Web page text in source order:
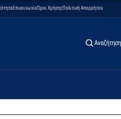
ΕπικοινωνίαΌροι ΧρήσηςΠολιτική Απορρήτου
Αναζήτηση